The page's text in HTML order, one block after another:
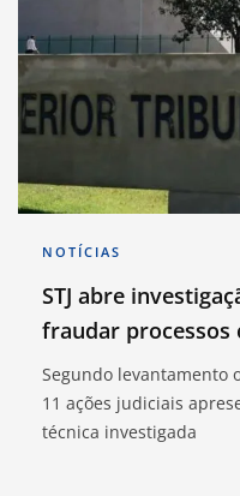
NOTÍCIAS
STJ abre
fraudar
Segundo levantamento
11 ações judiciais
técnica investigada